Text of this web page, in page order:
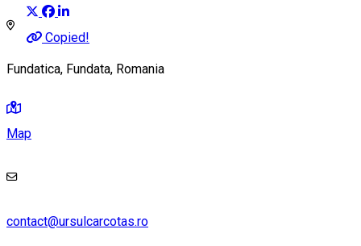
Copied!
Fundatica, Fundata, Romania
Map
contact@ursulcarcotas.ro